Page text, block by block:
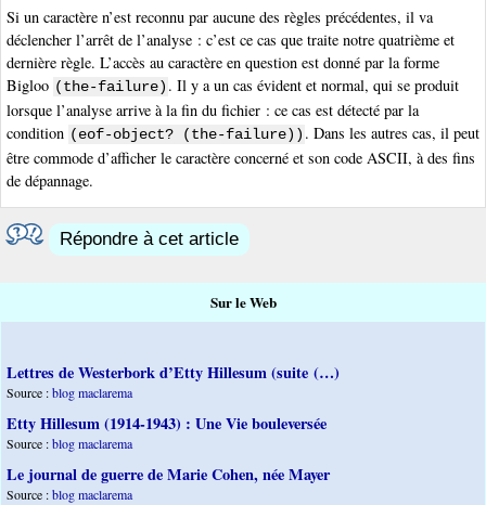
Si un caractère n’est reconnu par aucune des règles précédentes, il va
déclencher l’arrêt de l’analyse : c’est ce cas que traite notre quatrième et
dernière règle. L’accès au caractère en question est donné par la forme
Bigloo (the-failure) . Il y a un cas évident et normal, qui se produit
lorsque l’analyse arrive à la fin du fichier : ce cas est détecté par la
condition (eof-object? (the-failure)) . Dans les autres cas, il peut
être commode d’afficher le caractère concerné et son code ASCII, à des fins
de dépannage.
Répondre à cet article
Sur le Web
Lettres de Westerbork d’Etty Hillesum (suite (…)
Source :blog maclarema
Etty Hillesum (1914-1943) : Une Vie bouleversée
Source :blog maclarema
Le journal de guerre de Marie Cohen, née Mayer
Source :blog maclarema